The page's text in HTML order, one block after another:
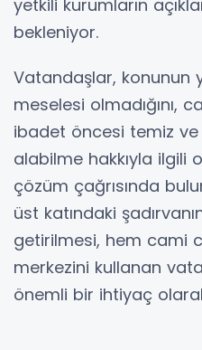
yetkili kurumların
bekleniyor.
Vatandaşlar, konunun
meselesi olmadığını,
ibadet öncesi temiz
alabilme hakkıyla ilgili
çözüm çağrısında
üst katındaki
getirilmesi, hem cami
merkezini kullanan
önemli bir ihtiyaç